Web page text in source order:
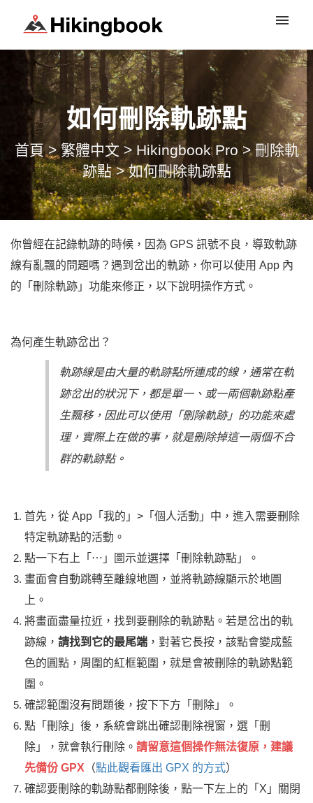
登入
如何刪除軌跡點
首頁 > 繁體中文 > Hikingbook Pro > 刪除軌
跡點 > 如何刪除軌跡點
你曾經在記錄軌跡的時候，因為 GPS 訊號不良，導致軌跡
線有亂飄的問題嗎？遇到岔出的軌跡，你可以使用 App 內
的「刪除軌跡」功能來修正，以下說明操作方式。
為何產生軌跡岔出？
軌跡線是由大量的軌跡點所連成的線，通常在軌
跡岔出的狀況下，都是單一、或一兩個軌跡點產
生飄移，因此可以使用「刪除軌跡」的功能來處
理，實際上在做的事，就是刪除掉這一兩個不合
群的軌跡點。
首先，從 App「我的」>「個人活動」中，進入需要刪除
特定軌跡點的活動。
點一下右上「⋯」圖示並選擇「刪除軌跡點」。
畫面會自動跳轉至離線地圖，並將軌跡線顯示於地圖
上。
將畫面盡量拉近，找到要刪除的軌跡點。若是岔出的軌
跡線， 請找到它的最尾端 ，對著它長按，該點會變成藍
色的圓點，周圍的紅框範圍，就是會被刪除的軌跡點範
圍。
確認範圍沒有問題後，按下下方「刪除」。
點「刪除」後，系統會跳出確認刪除視窗，選「刪
除」，就會執行刪除。 請留意這個操作無法復原，建議
先備份 GPX （點此觀看匯出 GPX 的方式）
確認要刪除的軌跡點都刪除後，點一下左上的「X」關閉